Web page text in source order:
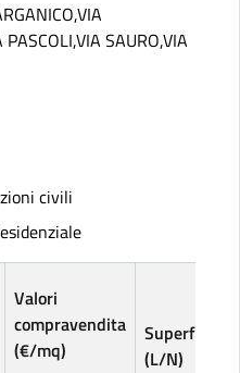
SAURO,VIA
civili
Valori
compravendita
(€/mq)
Superficie
(L/N)